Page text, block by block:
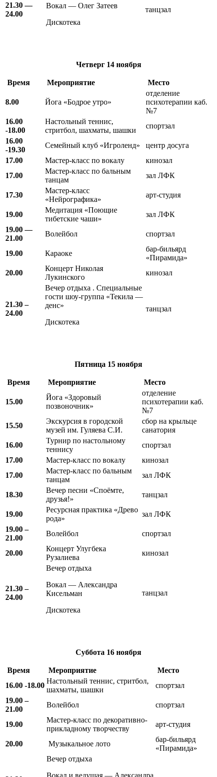
21.30 —
24.00
Вокал — Олег Затеев
Дискотека
танцзал
Четверг 14 ноября
Время Мероприятие Место
8.00 Йога «Бодрое утро»
отделение
психотерапии каб.
№7
16.00
-18.00
Настольный теннис,
стритбол, шахматы, шашки
спортзал
16.00
-19.30
Семейный клуб «Игроленд»
центр досуга
17.00
Мастер-класс по вокалу
кинозал
17.00
Мастер-класс по бальным
танцам
зал ЛФК
17.30
Мастер-класс
«Нейрографика»
арт-студия
19.00
Медитация «Поющие
тибетские чаши»
зал ЛФК
19.00 —
21.00
Волейбол спортзал
19.00 Караоке
бар-бильярд
«Пирамида»
20.00
Концерт Николая
Лукинского
кинозал
21.30 –
24.00
Вечер отдыха . Специальные
гости шоу-группа «Текила —
денс»
Дискотека
танцзал
Пятница 15 ноября
Время Мероприятие Место
15.00
Йога «Здоровый
позвоночник»
отделение
психотерапии каб.
№7
15.50
Экскурсия в городской
музей им. Гуляева С.И.
сбор на крыльце
санатория
16.00
Турнир по настольному
теннису
спортзал
17.00
Мастер-класс по вокалу
кинозал
17.00
Мастер-класс по бальным
танцам
зал ЛФК
18.30
Вечер песни «Споёмте,
друзья!»
танцзал
19.00
Ресурсная практика «Древо
рода»
зал ЛФК
19.00 –
21.00
Волейбол спортзал
20.00
Концерт Улугбека
Рузалиева
кинозал
21.30 –
24.00
Вечер отдыха
Вокал — Александра
Кисельман
Дискотека
танцзал
Суббота 16 ноября
Время Мероприятие
Место
16.00 -18.00
Настольный теннис, стритбол,
шахматы, шашки
спортзал
19.00 –
21.00
Волейбол спортзал
19.00
Мастер-класс по декоративно-
прикладному творчеству
арт-студия
20.00 Музыкальное лото
бар-бильярд
«Пирамида»
Вечер отдыха
Вокал и ведущая — Александра